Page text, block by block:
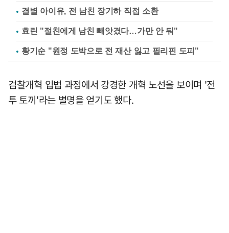
결별 아이유, 전 남친 장기하 직접 소환
효린 "절친에게 남친 빼앗겼다…가만 안 둬"
황기순 "원정 도박으로 전 재산 잃고 필리핀 도피"
검찰개혁 입법 과정에서 강경한 개혁 노선을 보이며 '전
투 토끼'라는 별명을 얻기도 했다.